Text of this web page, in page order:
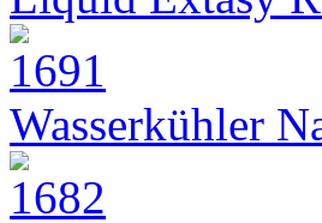
Wasserkühler